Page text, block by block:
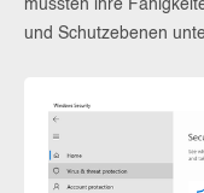
mussten ihre
und Schutzebenen